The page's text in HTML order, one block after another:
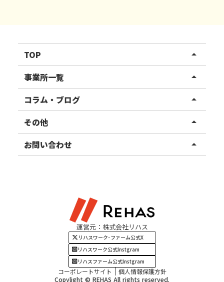
TOP arrow_drop_up
リハスワーク
リハスファーム
事業所一覧 arrow_drop_up
関東エリア
東北エリア
甲信越エリア
四国・九州エリア
コラム・ブログ arrow_drop_up
事業所ブログ
ご利用者様の声
その他 arrow_drop_up
お知らせ
お問い合わせ arrow_drop_up
運営元：株式会社リハス
リハスワーク･ファーム公式X
リハスワーク公式Instgram
リハスファーム公式Instgram
コーポレートサイト
個人情報保護方針
Copylight © REHAS All rights reserved.